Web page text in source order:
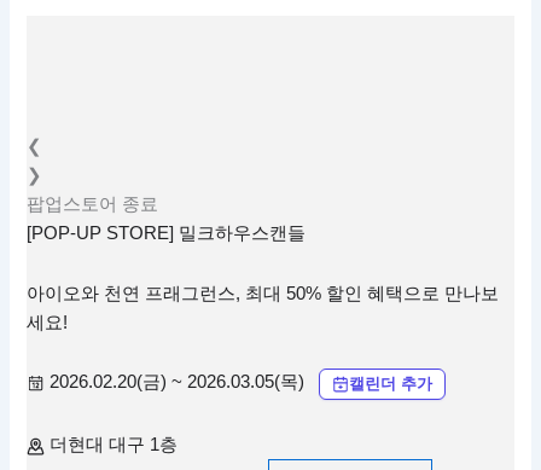
❮
❯
팝업스토어 종료
[POP-UP STORE] 밀크하우스캔들
아이오와 천연 프래그런스, 최대 50% 할인 혜택으로 만나보
세요!
2026.02.20(금) ~ 2026.03.05(목) 캘린더 추가
더현대 대구 1층